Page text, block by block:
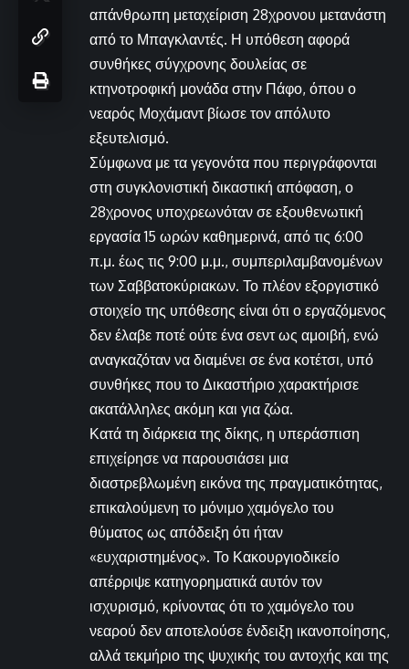
απάνθρωπη μεταχείριση 28χρονου μετανάστη
από το Μπαγκλαντές. Η υπόθεση αφορά
συνθήκες σύγχρονης δουλείας σε
κτηνοτροφική μονάδα στην Πάφο, όπου ο
νεαρός Μοχάμαντ βίωσε τον απόλυτο
εξευτελισμό.
Σύμφωνα με τα γεγονότα που περιγράφονται
στη συγκλονιστική δικαστική απόφαση, ο
28χρονος υποχρεωνόταν σε εξουθενωτική
εργασία 15 ωρών καθημερινά, από τις 6:00
π.μ. έως τις 9:00 μ.μ., συμπεριλαμβανομένων
των Σαββατοκύριακων. Το πλέον εξοργιστικό
στοιχείο της υπόθεσης είναι ότι ο εργαζόμενος
δεν έλαβε ποτέ ούτε ένα σεντ ως αμοιβή, ενώ
αναγκαζόταν να διαμένει σε ένα κοτέτσι, υπό
συνθήκες που το Δικαστήριο χαρακτήρισε
ακατάλληλες ακόμη και για ζώα.
Κατά τη διάρκεια της δίκης, η υπεράσπιση
επιχείρησε να παρουσιάσει μια
διαστρεβλωμένη εικόνα της πραγματικότητας,
επικαλούμενη το μόνιμο χαμόγελο του
θύματος ως απόδειξη ότι ήταν
«ευχαριστημένος». Το Κακουργιοδικείο
απέρριψε κατηγορηματικά αυτόν τον
ισχυρισμό, κρίνοντας ότι το χαμόγελο του
νεαρού δεν αποτελούσε ένδειξη ικανοποίησης,
αλλά τεκμήριο της ψυχικής του αντοχής και της